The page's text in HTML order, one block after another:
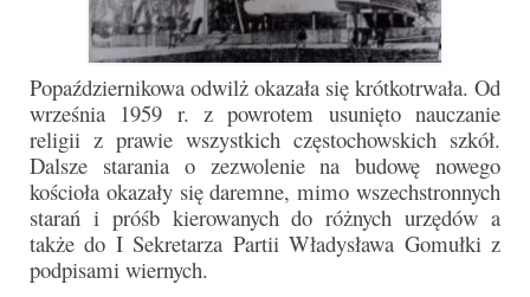
Popaździernikowa odwilż okazała się krótkotrwała. Od
września 1959 r. z powrotem usunięto nauczanie
religii z prawie wszystkich częstochowskich szkół.
Dalsze starania o zezwolenie na budowę nowego
kościoła okazały się daremne, mimo wszechstronnych
starań i próśb kierowanych do różnych urzędów a
także do I Sekretarza Partii Władysława Gomułki z
podpisami wiernych.